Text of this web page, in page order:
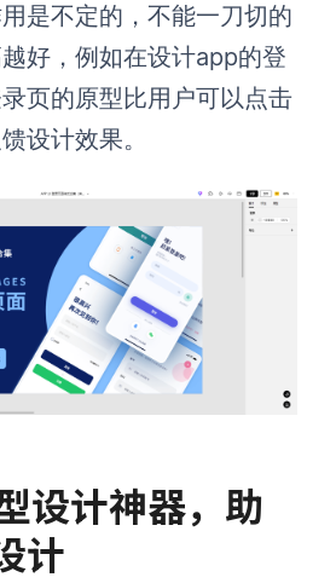
是不定的，不能一刀切的
好，例如在设计app的登
页的原型比用户可以点击
设计效果。
设计神器，助
计